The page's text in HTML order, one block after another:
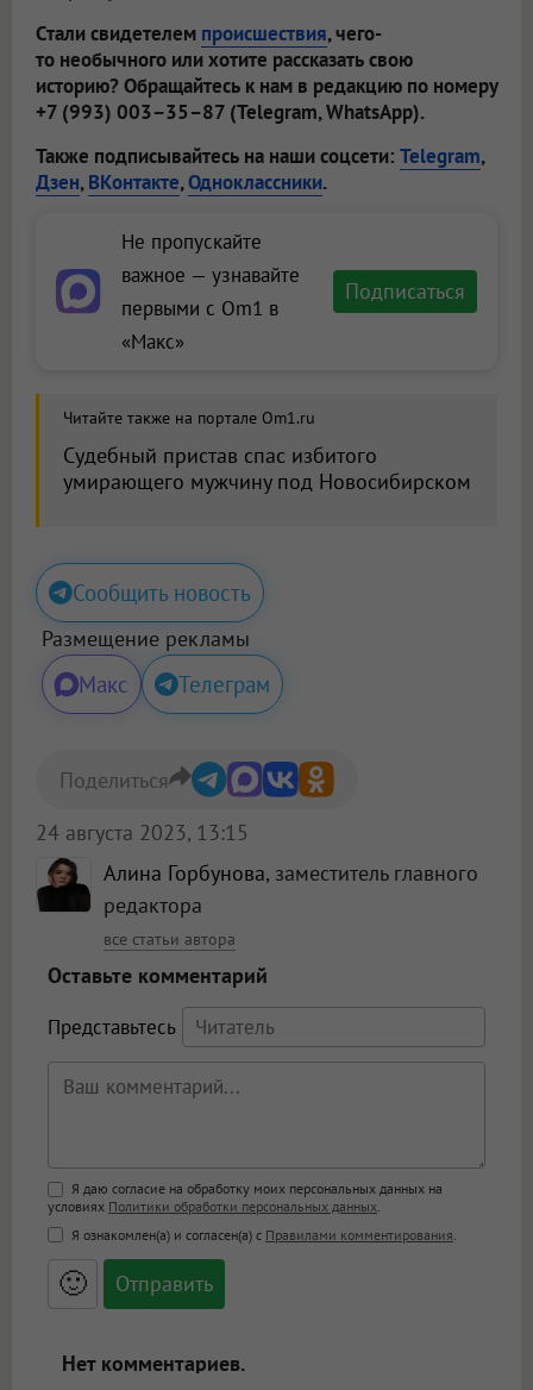
Стали свидетелем происшествия, чего-
то необычного или хотите рассказать свою
историю? Обращайтесь к нам в редакцию по номеру
+7 (993) 003–35–87 (Telegram, WhatsApp).
Также подписывайтесь на наши соцсети: Telegram,
Дзен,ВКонтакте,Одноклассники.
Не пропускайте
важное — узнавайте
первыми с Om1 в
«Макс»
Подписаться
Читайте также на портале Om1.ru
Судебный пристав спас избитого
умирающего мужчину под Новосибирском
Сообщить новость
Размещение рекламы
Макс Телеграм
Алина Горбунова, заместитель главного
редактора
все статьи автора
24 августа 2023, 13:15
Поделиться
Оставьте комментарий
Представьтесь
Поддержка HTML
<b>, <strong>, <u>, <i>, <em>, <s>, <big>,
<small>, <sup>, <sub>, <pre>, <ul>, <ol>, <li>,
<blockquote>, <code> экранирует HTML,
адреса URL автоматически становятся
ссылками, и [img]адрес[/img] будет
Я даю согласие на обработку моих персональных данных на
условиях Политики обработки персональных данных
Я ознакомлен(а) и согласен(а) с Правилами комментирования
🙂
Нет комментариев.